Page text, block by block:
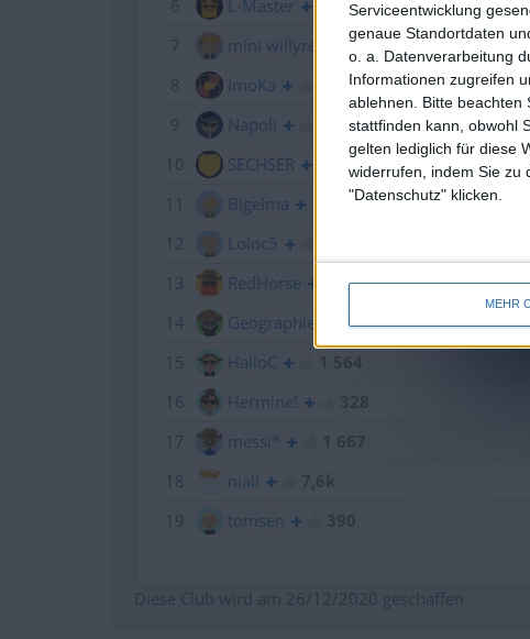
Serviceentwicklung
genaue Standortdaten
o. a. Datenverarbeitung
Informationen zugreifen
ablehnen.
Bitte beachten
stattfinden kann, obwohl
gelten lediglich für diese
widerrufen, indem Sie zu
"Datenschutz" klicken.
MEHR
6
L-Master 2 146
7
mini willyrex ツ 1 463
8
ImoKa 1 173
9
Napoli
10
SECHSER 12,0k
11
Bigelma 214
12
Loloc5
13
RedHorse 466
14
GeographieStar*** 866
15
HalloC
16
Hermine!
17
messi*
18
niall
19
tomsen
Diese Club wird am 26/12/2020 geschaffen